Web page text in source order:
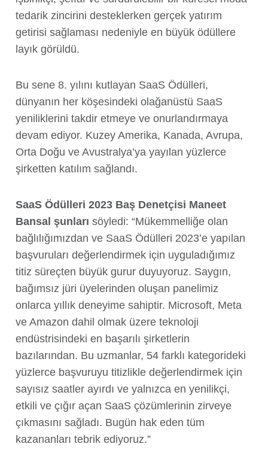
tedarik zincirini desteklerken gerçek yatırım
getirisi sağlaması nedeniyle en büyük ödüllere
layık görüldü.
Bu sene 8. yılını kutlayan SaaS Ödülleri,
dünyanın her köşesindeki olağanüstü SaaS
yeniliklerini takdir etmeye ve onurlandırmaya
devam ediyor. Kuzey Amerika, Kanada, Avrupa,
Orta Doğu ve Avustralya’ya yayılan yüzlerce
şirketten katılım sağlandı.
SaaS Ödülleri 2023 Baş Denetçisi Maneet
Bansal şunları söyledi: “Mükemmelliğe olan
bağlılığımızdan ve SaaS Ödülleri 2023’e yapılan
başvuruları değerlendirmek için uyguladığımız
titiz süreçten büyük gurur duyuyoruz. Saygın,
bağımsız jüri üyelerinden oluşan panelimiz
onlarca yıllık deneyime sahiptir. Microsoft, Meta
ve Amazon dahil olmak üzere teknoloji
endüstrisindeki en başarılı şirketlerin
bazılarından. Bu uzmanlar, 54 farklı kategorideki
yüzlerce başvuruyu titizlikle değerlendirmek için
sayısız saatler ayırdı ve yalnızca en yenilikçi,
etkili ve çığır açan SaaS çözümlerinin zirveye
çıkmasını sağladı. Bugün hak eden tüm
kazananları tebrik ediyoruz.”